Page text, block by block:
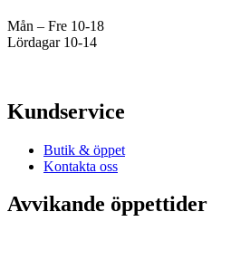
Mån – Fre 10-18
Lördagar 10-14
Kundservice
Butik & öppet
Kontakta oss
Avvikande öppettider